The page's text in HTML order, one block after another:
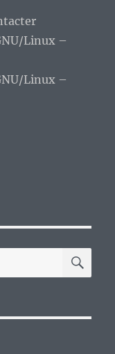
Linux –
Linux –